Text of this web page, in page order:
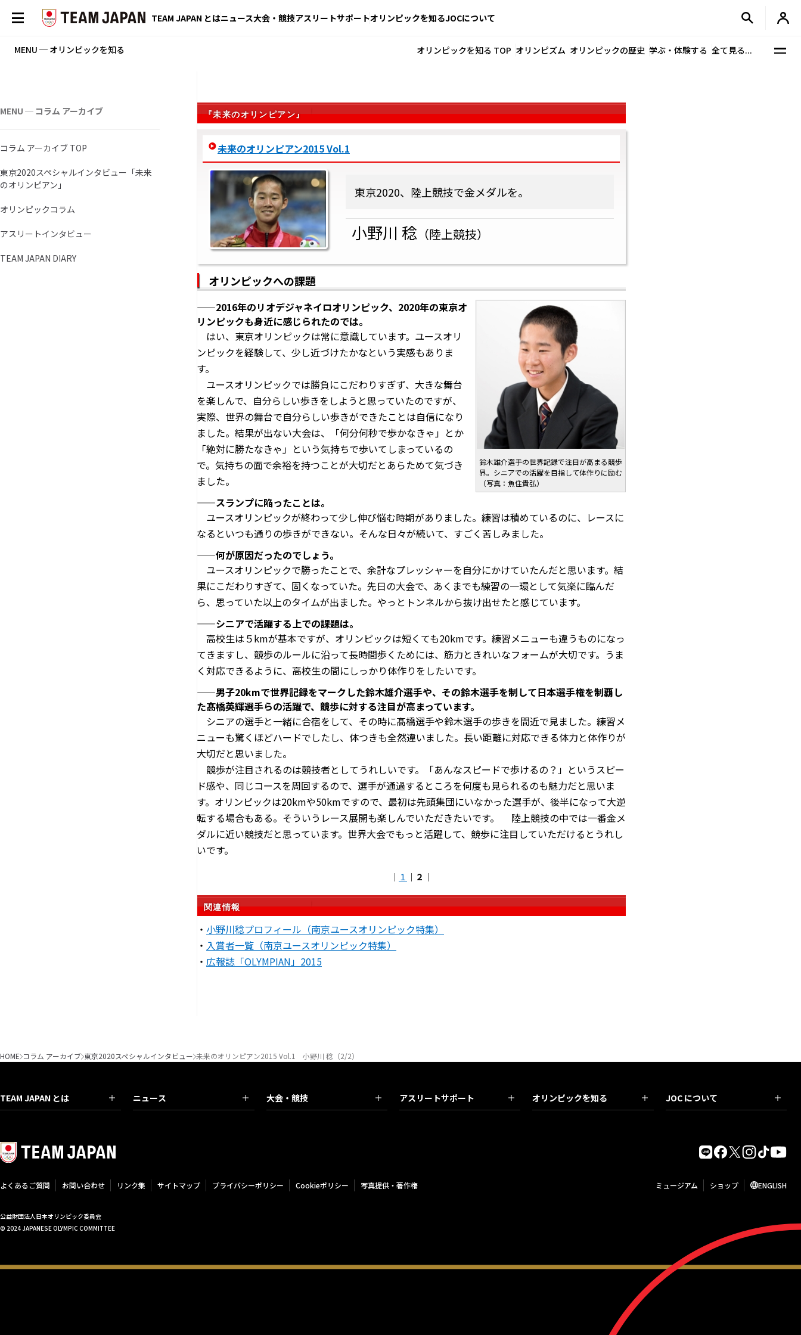
TEAM JAPAN とはニュース大会・競技アスリートサポートオリンピックを知るJOCについて
MENU ─ オリンピックを知る オリンピックを知る TOP オリンピズム オリンピックの歴史 学ぶ・体験する 全て見る...
MENU ─ コラム アーカイブ
コラム アーカイブ TOP
東京2020スペシャルインタビュー「未来
のオリンピアン」
オリンピックコラム
アスリートインタビュー
TEAM JAPAN DIARY
『未来のオリンピアン』
未来のオリンピアン2015 Vol.1
東京2020、陸上競技で金メダルを。
小野川 稔 （陸上競技）
オリンピックへの課題
鈴木雄介選手の世界記録で注目が高まる競歩
界。シニアでの活躍を目指して体作りに励む
（写真：魚住貴弘）
——2016年のリオデジャネイロオリンピック、2020年の東京オ
リンピックも身近に感じられたのでは。
はい、東京オリンピックは常に意識しています。ユースオリ
ンピックを経験して、少し近づけたかなという実感もありま
す。
ユースオリンピックでは勝負にこだわりすぎず、大きな舞台
を楽しんで、自分らしい歩きをしようと思っていたのですが、
実際、世界の舞台で自分らしい歩きができたことは自信になり
ました。結果が出ない大会は、「何分何秒で歩かなきゃ」とか
「絶対に勝たなきゃ」という気持ちで歩いてしまっているの
で。気持ちの面で余裕を持つことが大切だとあらためて気づき
ました。
——スランプに陥ったことは。
ユースオリンピックが終わって少し伸び悩む時期がありました。練習は積めているのに、レースに
なるといつも通りの歩きができない。そんな日々が続いて、すごく苦しみました。
——何が原因だったのでしょう。
ユースオリンピックで勝ったことで、余計なプレッシャーを自分にかけていたんだと思います。結
果にこだわりすぎて、固くなっていた。先日の大会で、あくまでも練習の一環として気楽に臨んだ
ら、思っていた以上のタイムが出ました。やっとトンネルから抜け出せたと感じています。
——シニアで活躍する上での課題は。
高校生は５kmが基本ですが、オリンピックは短くても20kmです。練習メニューも違うものになっ
てきますし、競歩のルールに沿って長時間歩くためには、筋力ときれいなフォームが大切です。うま
く対応できるように、高校生の間にしっかり体作りをしたいです。
——男子20kmで世界記録をマークした鈴木雄介選手や、その鈴木選手を制して日本選手権を制覇し
た髙橋英輝選手らの活躍で、競歩に対する注目が高まっています。
シニアの選手と一緒に合宿をして、その時に髙橋選手や鈴木選手の歩きを間近で見ました。練習メ
ニューも驚くほどハードでしたし、体つきも全然違いました。長い距離に対応できる体力と体作りが
大切だと思いました。
競歩が注目されるのは競技者としてうれしいです。「あんなスピードで歩けるの？」というスピー
ド感や、同じコースを周回するので、選手が通過するところを何度も見られるのも魅力だと思いま
す。オリンピックは20kmや50kmですので、最初は先頭集団にいなかった選手が、後半になって大逆
転する場合もある。そういうレース展開も楽しんでいただきたいです。 陸上競技の中では一番金メ
ダルに近い競技だと思っています。世界大会でもっと活躍して、競歩に注目していただけるとうれし
いです。
｜ １ ｜ ２ ｜
関連情報
・ 小野川稔プロフィール（南京ユースオリンピック特集）
・ 入賞者一覧（南京ユースオリンピック特集）
・ 広報誌「OLYMPIAN」2015
HOME コラム アーカイブ 東京2020スペシャルインタビュー 未来のオリンピアン2015 Vol.1 小野川 稔（2/2）
TEAM JAPAN とは ニュース 大会・競技 アスリートサポート オリンピックを知る JOC について
よくあるご質問 お問い合わせ リンク集 サイトマップ プライバシーポリシー Cookieポリシー 写真提供・著作権 ミュージアム ショップ ENGLISH
公益財団法人日本オリンピック委員会
© 2024 JAPANESE OLYMPIC COMMITTEE